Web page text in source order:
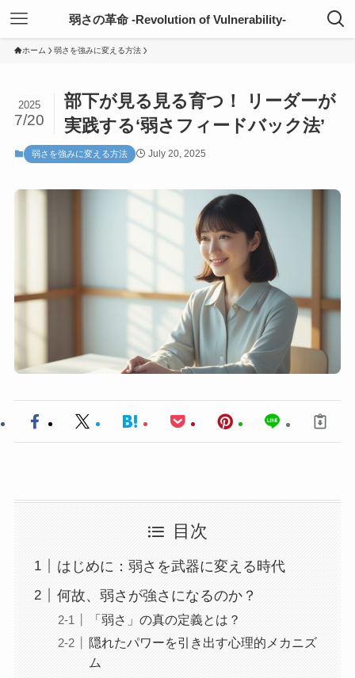
弱さの革命 -Revolution of Vulnerability-
ホーム 弱さを強みに変える方法
部下が見る見る育つ！ リーダーが
実践する‘弱さフィードバック法’
2025
7/20
弱さを強みに変える方法 July 20, 2025
目次
はじめに：弱さを武器に変える時代
何故、弱さが強さになるのか？
「弱さ」の真の定義とは？
隠れたパワーを引き出す心理的メカニズ
ム